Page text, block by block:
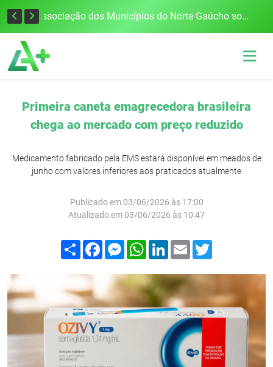
Defesa Civil alerta para risco de tornado e tempestades severas no RS entre esta quinta e sexta-feira Associação dos Municípios do Norte Gaúcho solicita R$ 8 milhões ao Governo do Estado para reparações climáticas
Primeira caneta emagrecedora brasileira
chega ao mercado com preço reduzido
Medicamento fabricado pela EMS estará disponível em meados de
junho com valores inferiores aos praticados atualmente
Publicado em 03/06/2026 às 17:00
Atualizado em 03/06/2026 às 10:47
Compartilhar
FacebookMessenger
WhatsApp
LinkedIn
Email